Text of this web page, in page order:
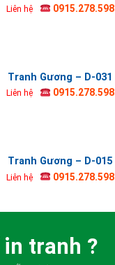
Liên hệ 0915.278.598
Tranh Gương – D-031
Liên hệ 0915.278.598
Tranh Gương – D-015
Liên hệ 0915.278.598
tranh ?